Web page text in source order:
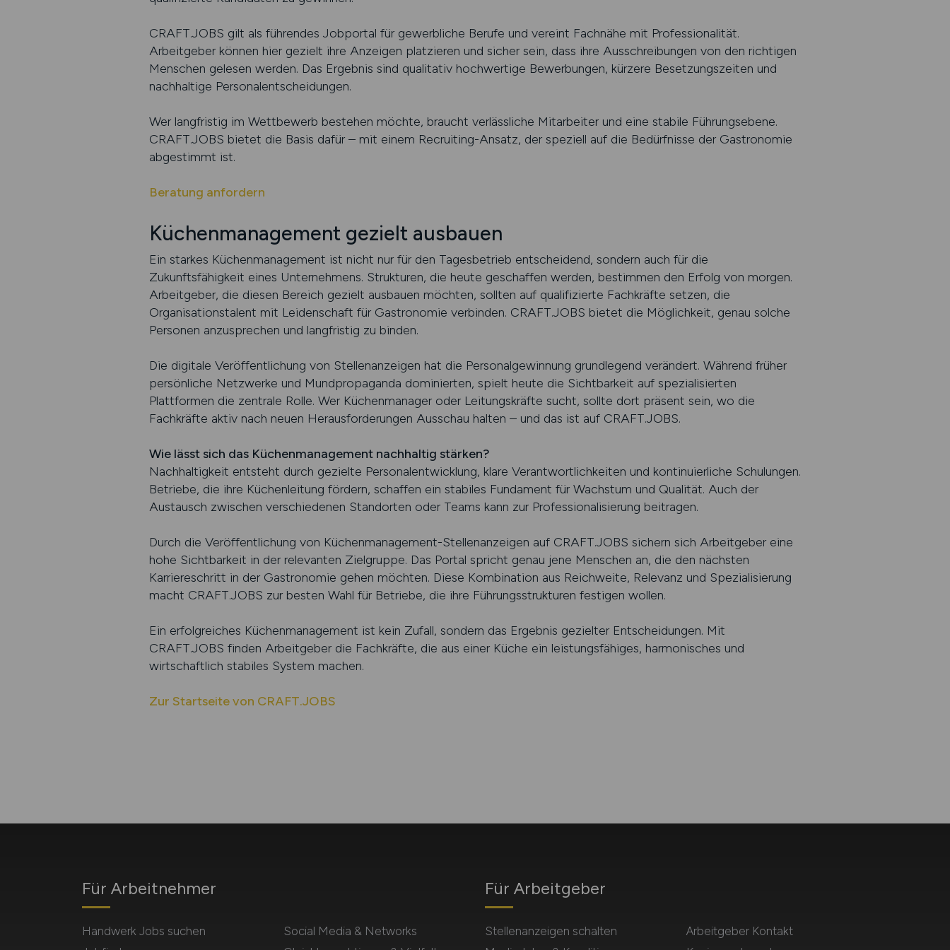
CRAFT.JOBS gilt als führendes Jobportal für gewerbliche Berufe und vereint Fachnähe mit Professionalität.
Arbeitgeber können hier gezielt ihre Anzeigen platzieren und sicher sein, dass ihre Ausschreibungen von den richtigen
Menschen gelesen werden. Das Ergebnis sind qualitativ hochwertige Bewerbungen, kürzere Besetzungszeiten und
nachhaltige Personalentscheidungen.
Wer langfristig im Wettbewerb bestehen möchte, braucht verlässliche Mitarbeiter und eine stabile Führungsebene.
CRAFT.JOBS bietet die Basis dafür – mit einem Recruiting-Ansatz, der speziell auf die Bedürfnisse der Gastronomie
abgestimmt ist.
Beratung anfordern
Küchenmanagement gezielt ausbauen
Ein starkes Küchenmanagement ist nicht nur für den Tagesbetrieb entscheidend, sondern auch für die
Zukunftsfähigkeit eines Unternehmens. Strukturen, die heute geschaffen werden, bestimmen den Erfolg von morgen.
Arbeitgeber, die diesen Bereich gezielt ausbauen möchten, sollten auf qualifizierte Fachkräfte setzen, die
Organisationstalent mit Leidenschaft für Gastronomie verbinden. CRAFT.JOBS bietet die Möglichkeit, genau solche
Personen anzusprechen und langfristig zu binden.
Die digitale Veröffentlichung von Stellenanzeigen hat die Personalgewinnung grundlegend verändert. Während früher
persönliche Netzwerke und Mundpropaganda dominierten, spielt heute die Sichtbarkeit auf spezialisierten
Plattformen die zentrale Rolle. Wer Küchenmanager oder Leitungskräfte sucht, sollte dort präsent sein, wo die
Fachkräfte aktiv nach neuen Herausforderungen Ausschau halten – und das ist auf CRAFT.JOBS.
Wie lässt sich das Küchenmanagement nachhaltig stärken?
Nachhaltigkeit entsteht durch gezielte Personalentwicklung, klare Verantwortlichkeiten und kontinuierliche Schulungen.
Betriebe, die ihre Küchenleitung fördern, schaffen ein stabiles Fundament für Wachstum und Qualität. Auch der
Austausch zwischen verschiedenen Standorten oder Teams kann zur Professionalisierung beitragen.
Durch die Veröffentlichung von Küchenmanagement-Stellenanzeigen auf CRAFT.JOBS sichern sich Arbeitgeber eine
hohe Sichtbarkeit in der relevanten Zielgruppe. Das Portal spricht genau jene Menschen an, die den nächsten
Karriereschritt in der Gastronomie gehen möchten. Diese Kombination aus Reichweite, Relevanz und Spezialisierung
macht CRAFT.JOBS zur besten Wahl für Betriebe, die ihre Führungsstrukturen festigen wollen.
Ein erfolgreiches Küchenmanagement ist kein Zufall, sondern das Ergebnis gezielter Entscheidungen. Mit
CRAFT.JOBS finden Arbeitgeber die Fachkräfte, die aus einer Küche ein leistungsfähiges, harmonisches und
wirtschaftlich stabiles System machen.
Zur Startseite von CRAFT.JOBS
Für Arbeitnehmer
Handwerk Jobs suchen
Social Media & Networks
Für Arbeitgeber
Stellenanzeigen schalten
Arbeitgeber Kontakt